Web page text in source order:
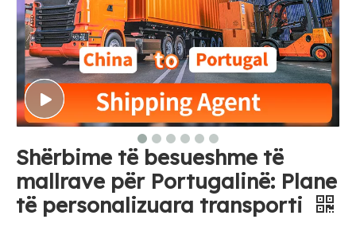
Shërbime të besueshme të
mallrave për Portugalinë: Plane
të personalizuara transporti